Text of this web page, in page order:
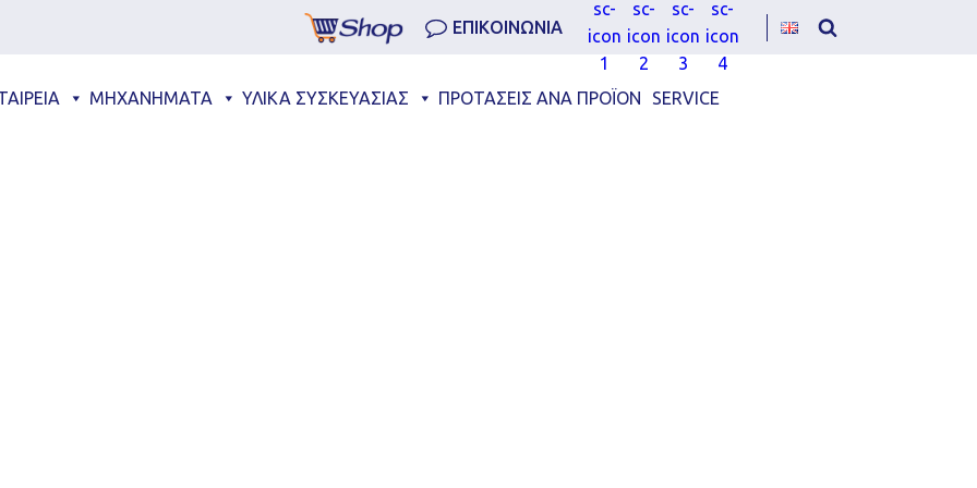
ΕΠΙΚΟΙΝΩΝΙΑ
ΜΗΧΑΝΗΜΑΤΑ ΥΛΙΚΑ ΣΥΣΚΕΥΑΣΙΑΣ ΠΡΟΤΑΣΕΙΣ ΑΝΑ ΠΡΟΪΟΝ SERVICE